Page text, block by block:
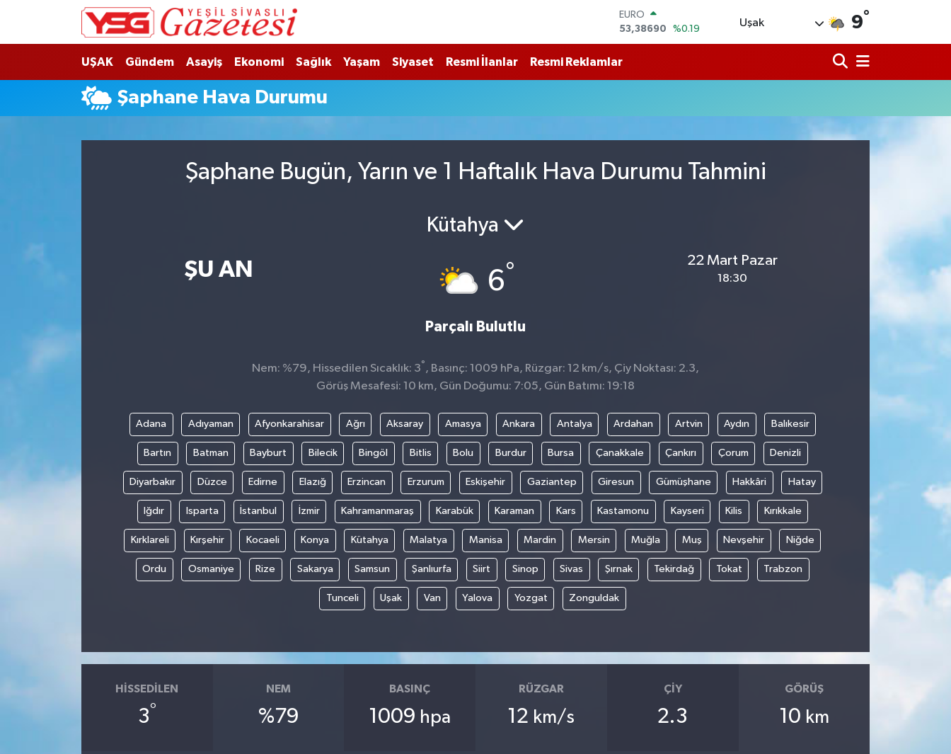
STERLİN
61,60380
%0.18
G.ALTIN
6862,09000
Uşak 9°
UŞAK Gündem Asayiş Ekonomi Sağlık Yaşam Siyaset Resmi İlanlar Resmi Reklamlar
Şaphane Hava Durumu
Şaphane Bugün, Yarın ve 1 Haftalık Hava Durumu Tahmini
ŞU AN
Kütahya
6°
Parçalı Bulutlu
22 Mart Pazar
18:30
Nem: %79, Hissedilen Sıcaklık: 3° , Basınç: 1009 hPa, Rüzgar: 12 km/s, Çiy Noktası: 2.3,
Görüş Mesafesi: 10 km, Gün Doğumu: 7:05, Gün Batımı: 19:18
Adana Adıyaman Afyonkarahisar Ağrı Aksaray Amasya Ankara Antalya Ardahan Artvin Aydın Balıkesir
Bartın Batman Bayburt Bilecik Bingöl Bitlis Bolu Burdur Bursa Çanakkale Çankırı Çorum Denizli
Diyarbakır Düzce Edirne Elazığ Erzincan Erzurum Eskişehir Gaziantep Giresun Gümüşhane Hakkâri Hatay
Iğdır Isparta İstanbul İzmir Kahramanmaraş Karabük Karaman Kars Kastamonu Kayseri Kilis Kırıkkale
Kırklareli Kırşehir Kocaeli Konya Kütahya Malatya Manisa Mardin Mersin Muğla Muş Nevşehir Niğde
Ordu Osmaniye Rize Sakarya Samsun Şanlıurfa Siirt Sinop Sivas Şırnak Tekirdağ Tokat Trabzon
Tunceli Uşak Van Yalova Yozgat Zonguldak
HISSEDILEN
3°
NEM
%79
BASINÇ
1009 hpa
RÜZGAR
12 km/s
ÇIY
2.3
GÖRÜŞ
10 km
Hava Durumu